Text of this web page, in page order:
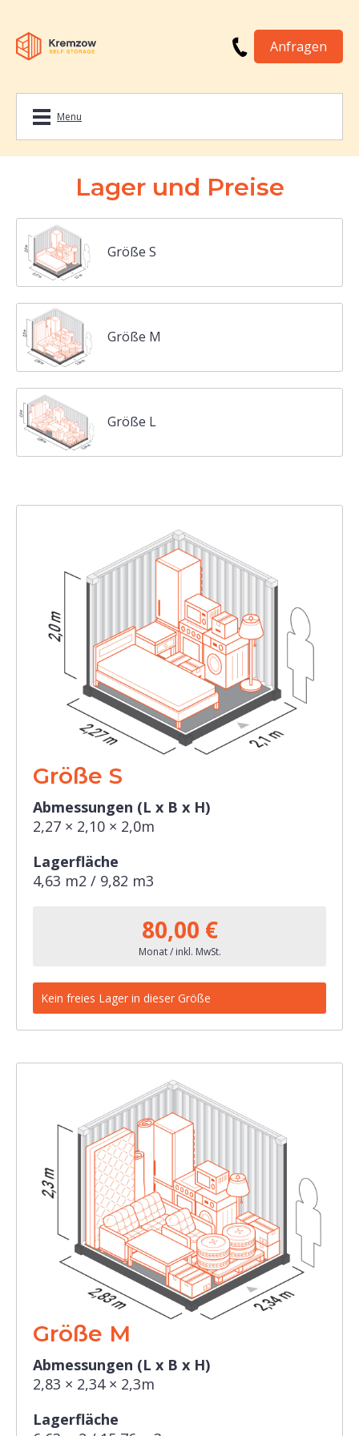
Anfragen
Menu
Lager und Preise
Größe S
Größe M
Größe L
Größe S
Abmessungen (L x B x H)
2,27 × 2,10 × 2,0m
Lagerfläche
4,63 m2 / 9,82 m3
80,00 €
Monat / inkl. MwSt.
Kein freies Lager in dieser Größe
Größe M
Abmessungen (L x B x H)
2,83 × 2,34 × 2,3m
Lagerfläche